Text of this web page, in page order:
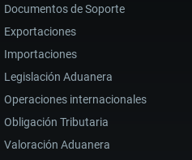
Documentos de Soporte
Exportaciones
Importaciones
Legislación Aduanera
Operaciones internacionales
Obligación Tributaria
Valoración Aduanera